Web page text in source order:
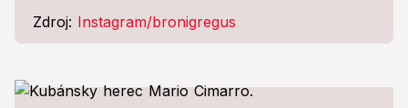
Zdroj: Instagram/bronigregus